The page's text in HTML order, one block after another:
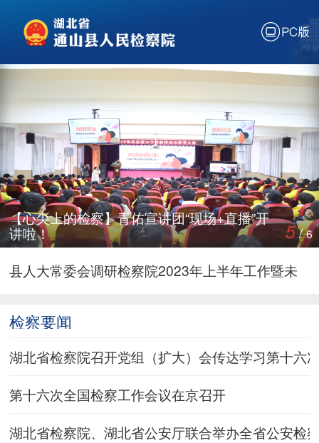
PC版
【心尖上的检察】青佑宣讲团“现场+直播”开
讲啦！
5/6
通山检察“新春第一会”：从“新”出发， 向“质”而行
聚焦数字赋能、宣传提质、信息增效，一场“破圈”
今日揭牌！通山县未成年人保护再添新阵地
【心尖上的检察】青佑宣讲团“现场+直播”开讲
啦！
两会“检”阅 | 一图读懂通山县人民检察院工作报告
通山检察：以法治之力绘就生态新画卷
媒体关注 |《检察日报》--李琪：账册间的“绣花功
夫”
检察长主持听证 以公开促公正
县人大常委会调研检察院2023年上半年工作暨未
检察要闻
湖北省检察院召开党组（扩大）会传达学习第十六
第十六次全国检察工作会议在京召开
湖北省检察院、湖北省公安厅联合举办全省公安检